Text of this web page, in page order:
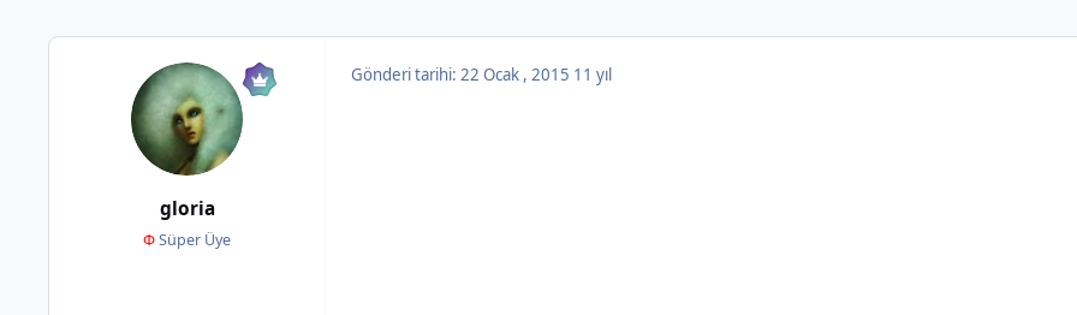
gloria
ΦSüper Üye
Gönderi tarihi: 22 Ocak , 2015 11 yıl